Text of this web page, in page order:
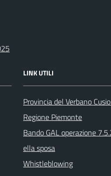
LINK UTILI
Provincia del Verbano
Regione Piemonte
Bando GAL operazione
ella sposa
Whistleblowing